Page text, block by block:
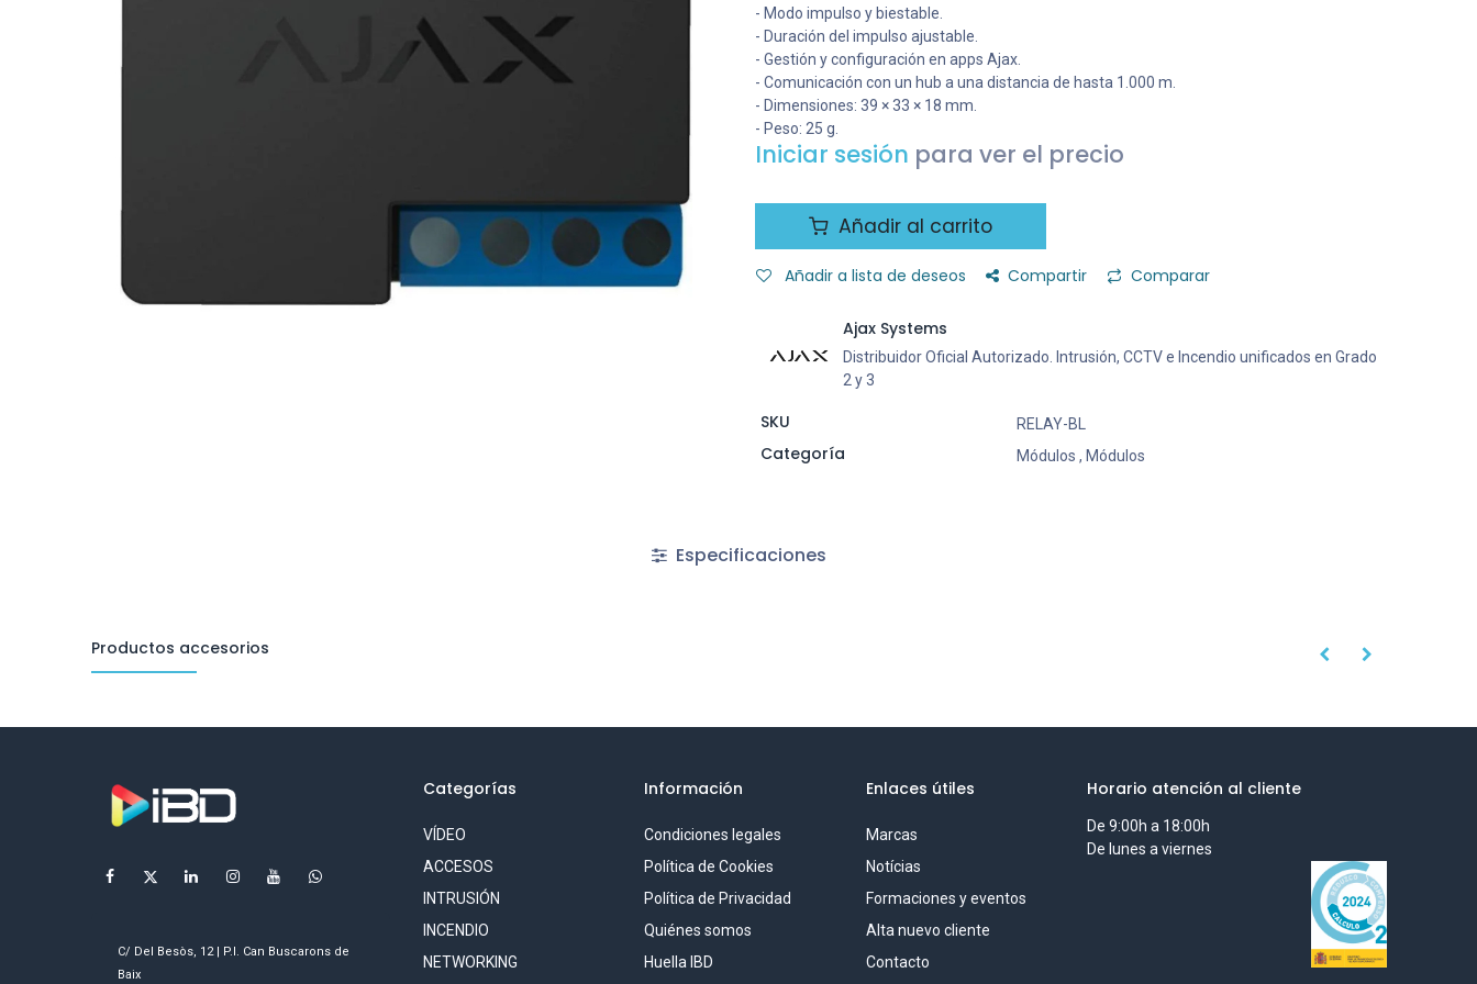
- Modo impulso y biestable.
- Duración del impulso ajustable.
- Gestión y configuración en apps Ajax.
- Comunicación con un hub a una distancia de hasta 1.000 m.
- Dimensiones: 39 × 33 × 18 mm.
- Peso: 25 g.
Iniciar sesión para ver el precio
Añadir al carrito
Añadir a lista de deseos Compartir Comparar
Ajax Systems
Distribuidor Oficial Autorizado. Intrusión, CCTV e Incendio unificados en Grado
2 y 3
SKU RELAY-BL
Categoría Módulos , Módulos
Especificaciones
Productos accesorios
C/ Del Besòs, 12 | P.I. Can Buscarons de
Baix
Categorías
VÍDEO
ACCESOS
INTRUSIÓN
INCENDIO
NETWORKING
Información
Condiciones legales
Política de Cookies
Política de Privacidad
Quiénes somos
Huella IBD
Enlaces útiles
Marcas
Notícias
Formaciones y eventos
Alta nuevo cliente
Contacto
Horario atención al cliente
De 9:00h a 18:00h
De lunes a viernes